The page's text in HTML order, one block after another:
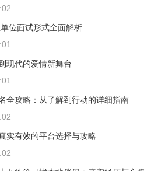
位面试形式全面解析
现代的爱情新舞台
全攻略：从了解到行动的详细指南
实有效的平台选择与攻略